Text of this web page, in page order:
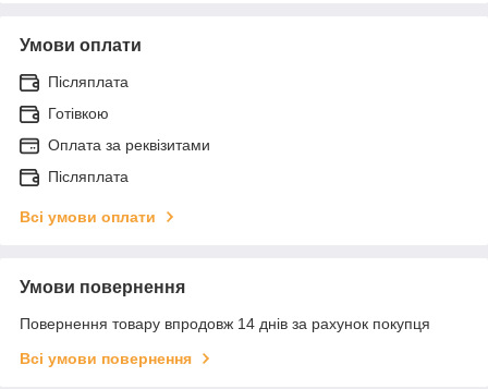
Умови оплати
Післяплата
Готівкою
Оплата за реквізитами
Післяплата
Всі умови оплати
Умови повернення
Повернення товару впродовж 14 днів за рахунок покупця
Всі умови повернення